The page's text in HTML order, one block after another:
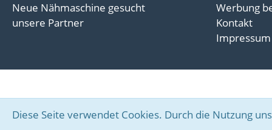
Neue Nähmaschine gesucht
unsere Partner
Werbung
Kontakt
Impressum
Diese Seite verwendet Cookies. Durch die Nutzung